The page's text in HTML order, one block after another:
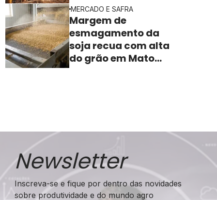
MERCADO E SAFRA
Margem de
esmagamento da
soja recua com alta
do grão em Mato
Newsletter
Inscreva-se e fique por dentro das novidades
sobre produtividade e do mundo agro